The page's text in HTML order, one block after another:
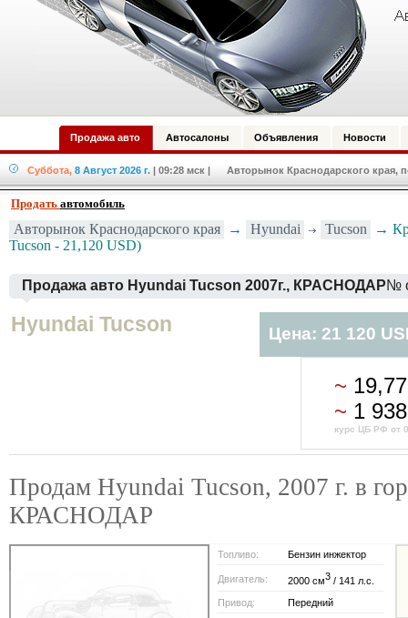
Продажа авто Автосалоны Объявления Новости
Суббота, 8 Август 2026 г. | 09:28 мск | Авторынок Краснодарского края,
Продать автомобиль
Авторынок Краснодарского края → Hyundai Tucson
→
Tucson - 21,120 USD)
Продажа авто Hyundai Tucson 2007г., КРАСНОДАР№
Hyundai Tucson Цена: 21 120
~
~ 1
курс ЦБ РФ от
Продам Hyundai Tucson, 2007 г. в
КРАСНОДАР
Топливо: Бензин инжектор
Двигатель: 2000 см3 / 141 л.с.
Привод:
Передний